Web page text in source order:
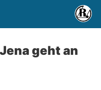
geht an